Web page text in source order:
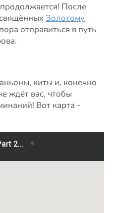
После
Золотому
отправиться в путь
киты и, конечно
ждёт вас, чтобы
Вот карта -